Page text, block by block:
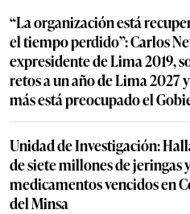
“La organización está
el tiempo perdido”: Carlos
expresidente de Lima 2019,
retos a un año de Lima 2027
más está preocupado el
Unidad de Investigación:
de siete millones de jeringas
medicamentos vencidos en
del Minsa